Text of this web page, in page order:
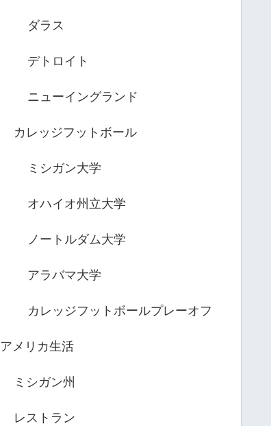
ダラス
デトロイト
ニューイングランド
カレッジフットボール
ミシガン大学
オハイオ州立大学
ノートルダム大学
アラバマ大学
カレッジフットボールプレーオフ
アメリカ生活
ミシガン州
レストラン